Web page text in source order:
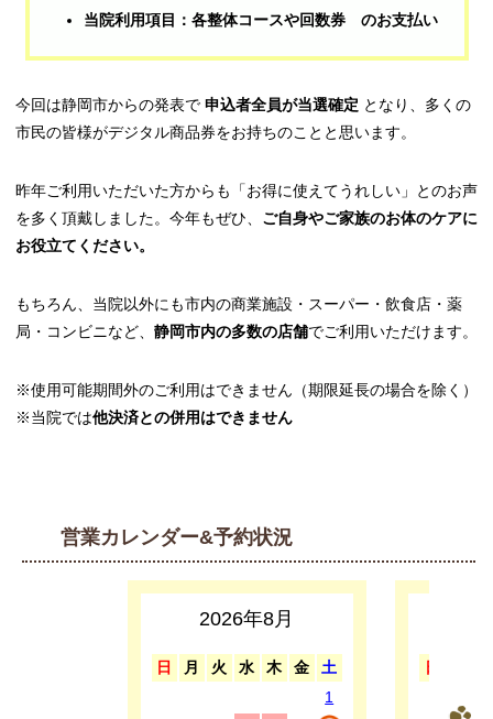
当院利用項目：各整体コースや回数券 のお支払い
今回は静岡市からの発表で 申込者全員が当選確定 となり、多くの
市民の皆様がデジタル商品券をお持ちのことと思います。
昨年ご利用いただいた方からも「お得に使えてうれしい」とのお声
を多く頂戴しました。今年もぜひ、 ご自身やご家族のお体のケアに
お役立てください。
もちろん、当院以外にも市内の商業施設・スーパー・飲食店・薬
局・コンビニなど、 静岡市内の多数の店舗でご利用いただけます。
※使用可能期間外のご利用はできません（期限延長の場合を除く）
※当院では他決済との併用はできません
営業カレンダー&予約状況
2026年8月
日 月 火 水 木 金
土
1
日